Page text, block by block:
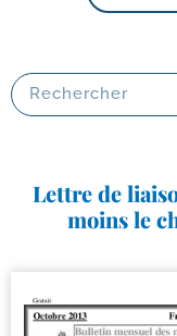
Lettre de
moins le